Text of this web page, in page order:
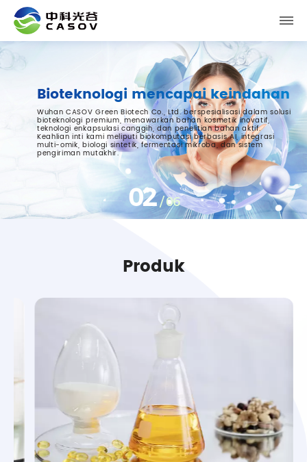
Bioteknologi mencapai keindahan
Wuhan CASOV Green Biotech Co., Ltd. berspesialisasi dalam solusi
bioteknologi premium, menawarkan bahan kosmetik inovatif,
teknologi enkapsulasi canggih, dan penelitian bahan aktif.
Keahlian inti kami meliputi biokomputasi berbasis AI, integrasi
multi-omik, biologi sintetik, fermentasi mikroba, dan sistem
pengiriman mutakhir.
2/ 6
Produk